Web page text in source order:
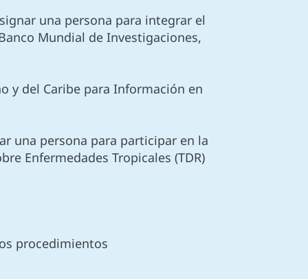
una persona para integrar el
Mundial de Investigaciones,
y del Caribe para Información en
una persona para participar en la
Enfermedades Tropicales (TDR)
procedimientos